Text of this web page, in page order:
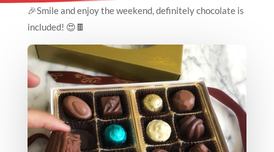
🎉Smile and enjoy the weekend, definitely chocolate is
included! 😍🍫